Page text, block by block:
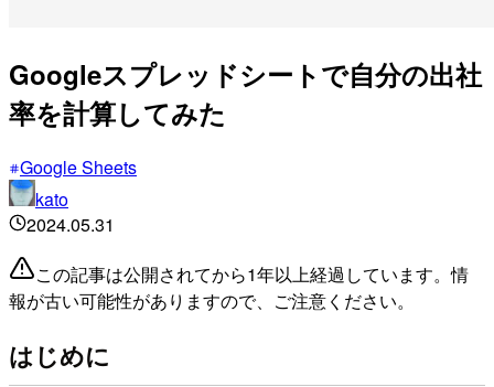
Googleスプレッドシートで自分の出社
率を計算してみた
Google Sheets
kato
2024.05.31
この記事は公開されてから1年以上経過しています。情
報が古い可能性がありますので、ご注意ください。
はじめに